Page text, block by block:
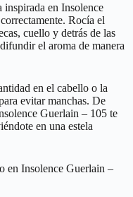
inspirada en Insolence
Rocía el
cuello y detrás de las
el aroma de manera
en el cabello o la
evitar manchas. De
Guerlain – 105 te
en una estela
en Insolence Guerlain –